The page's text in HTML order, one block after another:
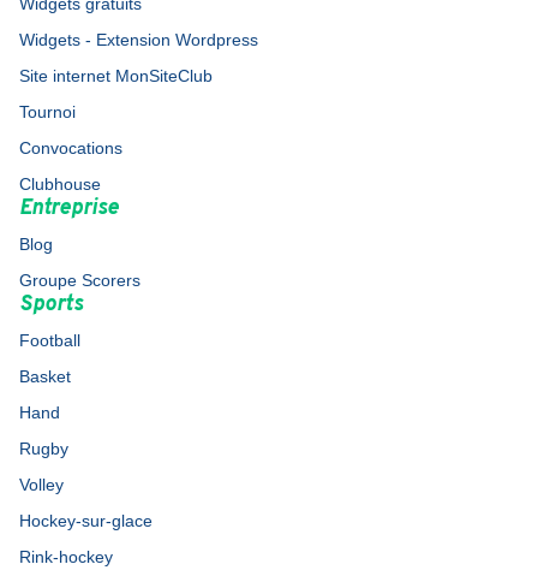
Widgets - Extension Wordpress
Site internet MonSiteClub
Tournoi
Convocations
Clubhouse
Entreprise
Blog
Groupe Scorers
Sports
Football
Basket
Hand
Rugby
Volley
Hockey-sur-glace
Rink-hockey